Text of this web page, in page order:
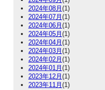
2024年08月 (1)
2024年07月 (1)
2024年06月 (1)
2024年05月 (1)
2024年04月 (1)
2024年03月 (1)
2024年02月 (1)
2024年01月 (1)
2023年12月 (1)
2023年11月 (1)